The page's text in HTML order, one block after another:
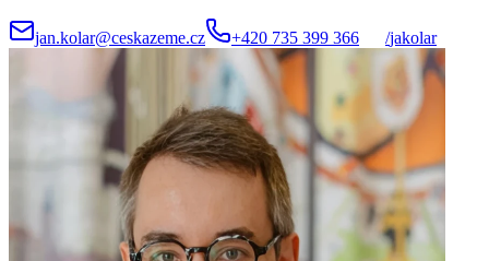
jan.kolar@ceskazeme.cz +420 735 399 366 /jakolar